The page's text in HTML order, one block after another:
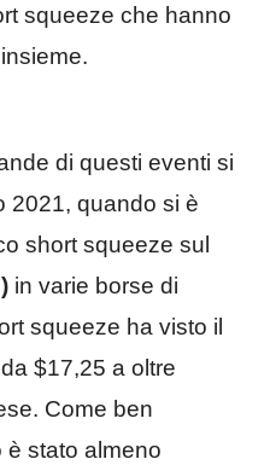
squeeze che hanno
di questi eventi si
2021, quando si è
short squeeze sul
in varie borse di
squeeze ha visto il
$17,25 a oltre
Come ben
è stato almeno